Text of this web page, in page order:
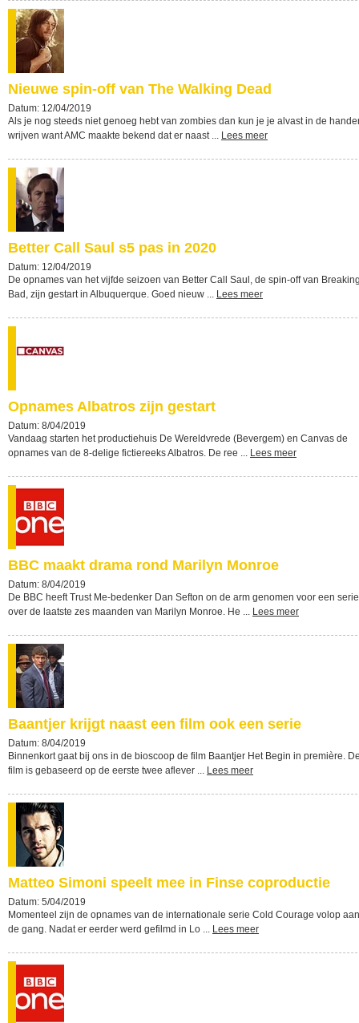
Nieuwe spin-off van The Walking Dead
Datum: 12/04/2019
Als je nog steeds niet genoeg hebt van zombies dan kun je je alvast in de
wrijven want AMC maakte bekend dat er naast ... Lees meer
Better Call Saul s5 pas in 2020
Datum: 12/04/2019
De opnames van het vijfde seizoen van Better Call Saul, de spin-off van
Bad, zijn gestart in Albuquerque. Goed nieuw ... Lees meer
Opnames Albatros zijn gestart
Datum: 8/04/2019
Vandaag starten het productiehuis De Wereldvrede (Bevergem) en Canvas de
opnames van de 8-delige fictiereeks Albatros. De ree ... Lees meer
BBC maakt drama rond Marilyn Monroe
Datum: 8/04/2019
De BBC heeft Trust Me-bedenker Dan Sefton on de arm genomen voor een serie
over de laatste zes maanden van Marilyn Monroe. He ... Lees meer
Baantjer krijgt naast een film ook een serie
Datum: 8/04/2019
Binnenkort gaat bij ons in de bioscoop de film Baantjer Het Begin in première.
film is gebaseerd op de eerste twee aflever ... Lees meer
Matteo Simoni speelt mee in Finse coproductie
Datum: 5/04/2019
Momenteel zijn de opnames van de internationale serie Cold Courage volop aan
de gang. Nadat er eerder werd gefilmd in Lo ... Lees meer